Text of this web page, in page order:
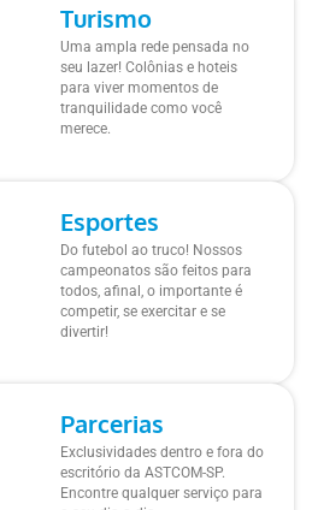
Turismo
Uma ampla rede pensada no
seu lazer! Colônias e hoteis
para viver momentos de
tranquilidade como você
merece.
Esportes
Do futebol ao truco! Nossos
campeonatos são feitos para
todos, afinal, o importante é
competir, se exercitar e se
divertir!
Parcerias
Exclusividades dentro e fora do
escritório da ASTCOM-SP.
Encontre qualquer serviço para